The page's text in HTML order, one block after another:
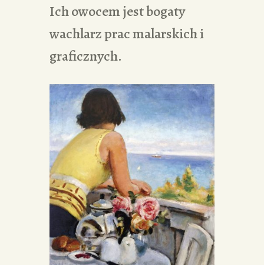
Ich owocem jest bogaty
wachlarz prac malarskich i
graficznych.